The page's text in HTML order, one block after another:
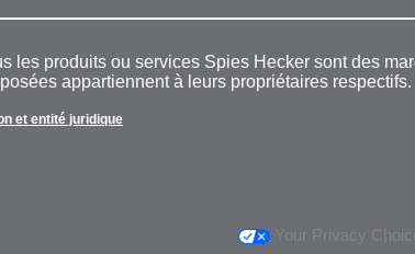
les produits ou services Spies Hecker sont des
appartiennent à leurs propriétaires respectifs.
et entité juridique
Your Privacy